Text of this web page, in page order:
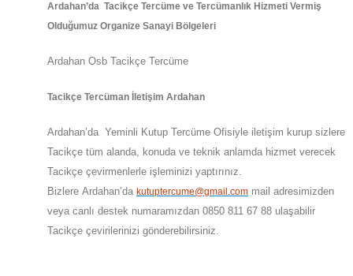
Ardahan’da Tacikçe Tercüme ve Tercümanlık Hizmeti Vermiş
Olduğumuz Organize Sanayi Bölgeleri
Ardahan Osb Tacikçe Tercüme
Tacikçe Tercüman İletişim Ardahan
Ardahan’da Yeminli Kutup Tercüme Ofisiyle iletişim kurup sizlere
Tacikçe tüm alanda, konuda ve teknik anlamda hizmet verecek
Tacikçe çevirmenlerle işleminizi yaptırınız.
Bizlere Ardahan’da kutuptercume@gmail.com mail adresimizden
veya canlı destek numaramızdan 0850 811 67 88 ulaşabilir
Tacikçe çevirilerinizi gönderebilirsiniz.